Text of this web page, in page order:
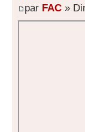
par FAC »